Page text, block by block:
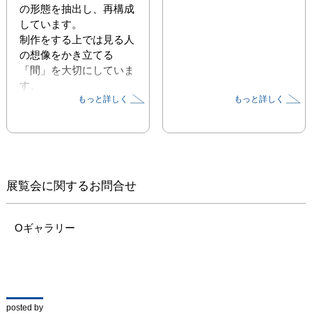
の形態を抽出し、再構成
しています。
制作をする上では見る人
の想像をかき立てる
「間」を大切にしていま
す。
作品を見た人がその
にある光景と結びつけ、
庭を眺めるような気持ち
で作品を鑑賞してみてく
もっと詳しく もっと詳しく
展覧会に関するお問合せ
Oギャラリー
posted by